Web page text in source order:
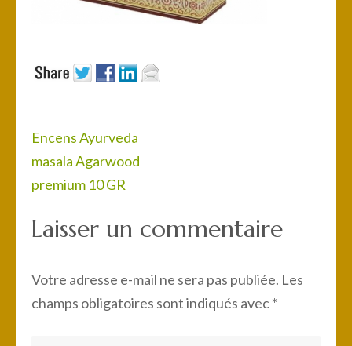
Navigation
de
l’article
Encens Ayurveda
masala Agarwood
premium 10 GR
Laisser un commentaire
Votre adresse e-mail ne sera pas publiée. Les
champs obligatoires sont indiqués avec*